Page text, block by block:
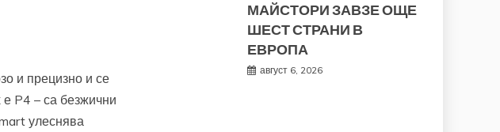
и прецизно и се
P4 – са безжични
улеснява
МАЙСТОРИ ЗАВЗЕ ОЩЕ
ШЕСТ СТРАНИ В
ЕВРОПА
август 6, 2026